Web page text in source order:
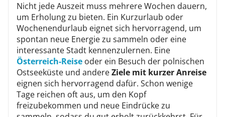
Nicht jede Auszeit muss mehrere Wochen dauern,
um Erholung zu bieten. Ein Kurzurlaub oder
Wochenendurlaub eignet sich hervorragend, um
spontan neue Energie zu sammeln oder eine
interessante Stadt kennenzulernen. Eine
Österreich-Reise oder ein Besuch der polnischen
Ostseeküste und andereZiele mit kurzer Anreise
eignen sich hervorragend dafür. Schon wenige
Tage reichen oft aus, um den Kopf
freizubekommen und neue Eindrücke zu